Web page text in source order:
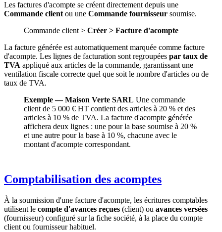
Les factures d'acompte se créent directement depuis une
Commande client ou une Commande fournisseur soumise.
Commande client > Créer > Facture d'acompte
La facture générée est automatiquement marquée comme facture
d'acompte. Les lignes de facturation sont regroupées par taux de
TVA appliqué aux articles de la commande, garantissant une
ventilation fiscale correcte quel que soit le nombre d'articles ou de
taux de TVA.
Exemple — Maison Verte SARL Une commande
client de 5 000 € HT contient des articles à 20 % et des
articles à 10 % de TVA. La facture d'acompte générée
affichera deux lignes : une pour la base soumise à 20 %
et une autre pour la base à 10 %, chacune avec le
montant d'acompte correspondant.
Comptabilisation des acomptes
À la soumission d'une facture d'acompte, les écritures comptables
utilisent le compte d'avances reçues (client) ou avances versées
(fournisseur) configuré sur la fiche société, à la place du compte
client ou fournisseur habituel.